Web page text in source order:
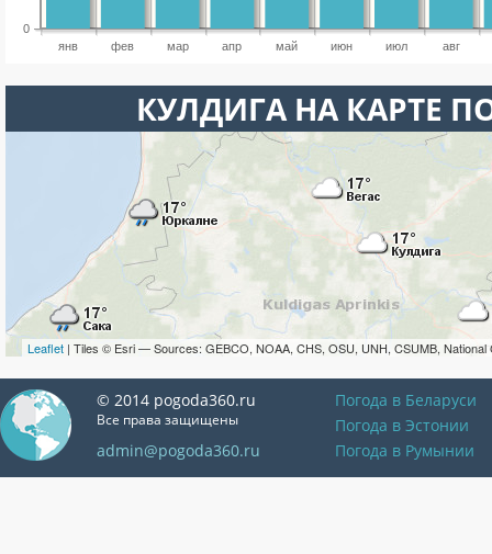
янв фев мар апр май июн июл авг
0
КУЛДИГА НА КАРТЕ
Leaflet | Tiles © Esri — Sources: GEBCO, NOAA, CHS, OSU, UNH, CSUMB, National
© 2014 pogoda360.ru
Все права защищены
admin@pogoda360.ru
Погода в Беларуси
Погода в Эстонии
Погода в Румынии